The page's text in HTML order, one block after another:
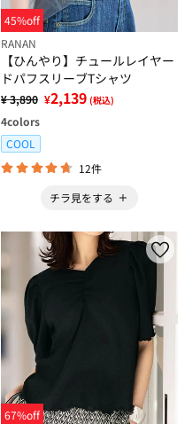
45%off
RANAN
【ひんやり】チュールレイヤー
ドパフスリーブTシャツ
¥ 3,890 ¥2,139 (税込)
4colors
COOL
12件
チラ見をする
67%off